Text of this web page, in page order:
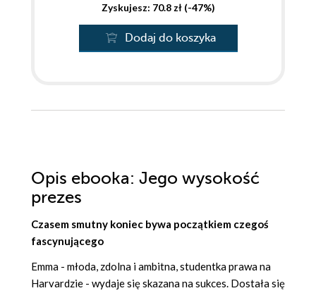
Zyskujesz: 70.8 zł (-47%)
Dodaj do koszyka
Opis ebooka: Jego wysokość
prezes
Czasem smutny koniec bywa początkiem czegoś
fascynującego
Emma - młoda, zdolna i ambitna, studentka prawa na
Harvardzie - wydaje się skazana na sukces. Dostała się